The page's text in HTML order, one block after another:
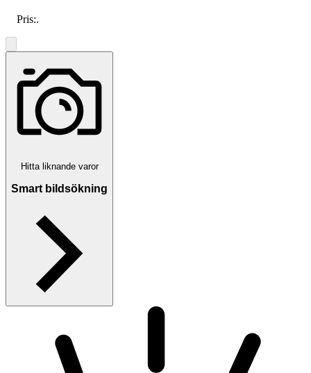
Pris:.
Hitta liknande varor
Smart bildsökning